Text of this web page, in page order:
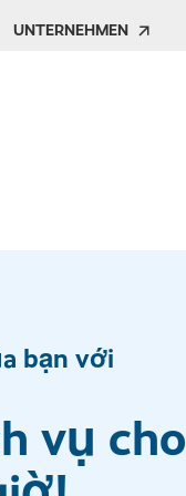
UNTERNEHMEN
bạn với
vụ cho